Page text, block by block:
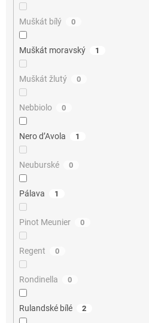
Muškát bílý 0
Muškát moravský 1
Muškát žlutý 0
Nebbiolo 0
Nero d’Avola 1
Neuburské 0
Pálava 1
Pinot Meunier 0
Regent 0
Rondinella 0
Rulandské bílé 2